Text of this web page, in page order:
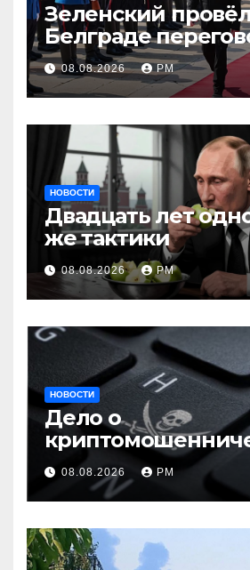
Зеленский
Белграде
Вучичем
08.08.2026 РМ
НОВОСТИ
Двадцать лет
же тактики
08.08.2026 РМ
НОВОСТИ
Дело о
оборачивают в
терроризму
08.08.2026 РМ